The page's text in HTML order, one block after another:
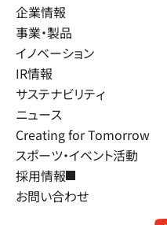
企業情報
事業・製品
イノベーション
IR情報
サステナビリティ
ニュース
Creating for Tomorrow
スポーツ・イベント活動
採用情報
お問い合わせ